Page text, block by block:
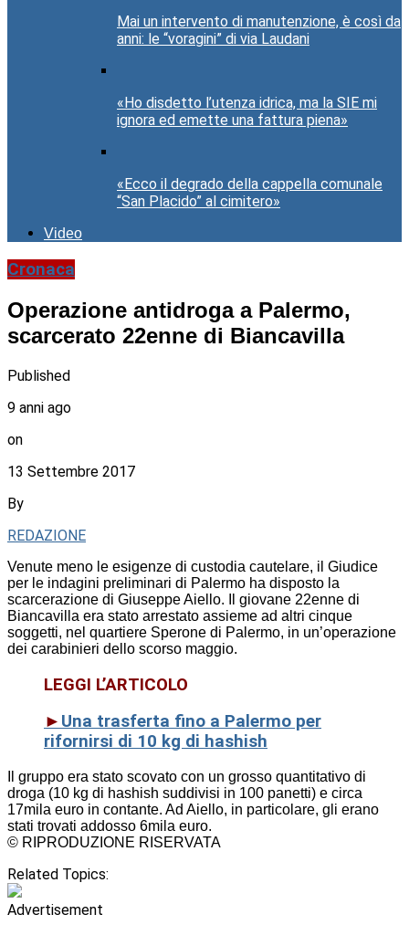
Mai un intervento di manutenzione, è così da
anni: le “voragini” di via Laudani
«Ho disdetto l’utenza idrica, ma la SIE mi
ignora ed emette una fattura piena»
«Ecco il degrado della cappella comunale
“San Placido” al cimitero»
Video
Cronaca
Operazione antidroga a Palermo,
scarcerato 22enne di Biancavilla
Published
9 anni ago
on
13 Settembre 2017
By
REDAZIONE
Venute meno le esigenze di custodia cautelare, il Giudice
per le indagini preliminari di Palermo ha disposto la
scarcerazione di Giuseppe Aiello. Il giovane 22enne di
Biancavilla era stato arrestato assieme ad altri cinque
soggetti, nel quartiere Sperone di Palermo, in un’operazione
dei carabinieri dello scorso maggio.
LEGGI L’ARTICOLO
► Una trasferta fino a Palermo per
rifornirsi di 10 kg di hashish
Il gruppo era stato scovato con un grosso quantitativo di
droga (10 kg di hashish suddivisi in 100 panetti) e circa
17mila euro in contante. Ad Aiello, in particolare, gli erano
stati trovati addosso 6mila euro.
© RIPRODUZIONE RISERVATA
Related Topics:
Advertisement